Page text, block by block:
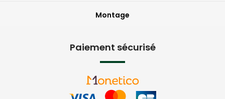
Montage
Paiement sécurisé